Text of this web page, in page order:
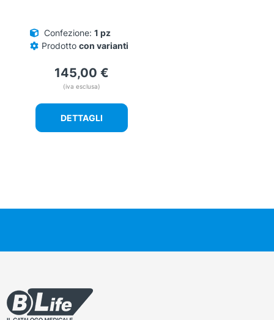
Confezione: 1 pz
Prodotto con varianti
145,00 €
(iva esclusa)
DETTAGLI